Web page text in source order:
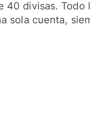
40 divisas. Todo
sola cuenta,